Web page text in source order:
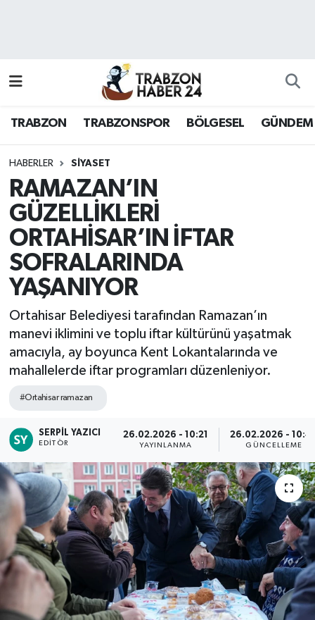
TRABZON TRABZONSPOR BÖLGESEL GÜNDEM
HABERLER SİYASET
RAMAZAN’IN
GÜZELLİKLERİ
ORTAHİSAR’IN İFTAR
SOFRALARINDA
YAŞANIYOR
Ortahisar Belediyesi tarafından Ramazan’ın
manevi iklimini ve toplu iftar kültürünü yaşatmak
amacıyla, ay boyunca Kent Lokantalarında ve
mahallelerde iftar programları düzenleniyor.
#Ortahisar ramazan
SERPIL YAZICI
EDITÖR
26.02.2026 - 10:21
YAYINLANMA
26.02.2026 -
GÜNCELLEME
Hava Durumu
Namaz Vakitleri
Trafik Durumu
Süper Lig Puan Durumu ve Fikstür
Tüm Manşetler
Son Dakika Haberleri